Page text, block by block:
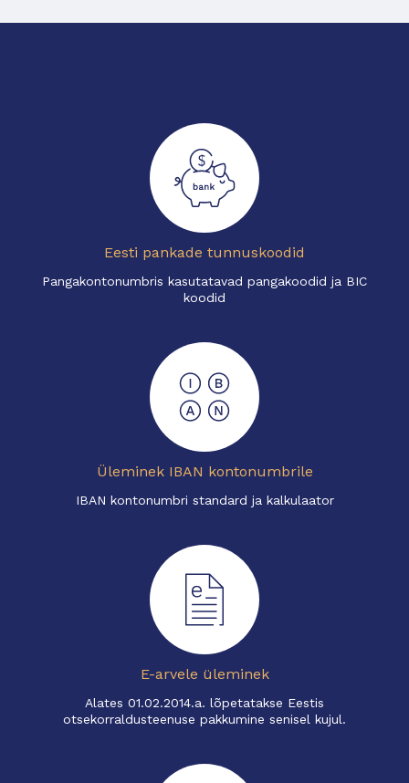
Eesti pankade tunnuskoodid
Pangakontonumbris kasutatavad pangakoodid ja BIC
koodid
Üleminek IBAN kontonumbrile
IBAN kontonumbri standard ja kalkulaator
E-arvele üleminek
Alates 01.02.2014.a. lõpetatakse Eestis
otsekorraldusteenuse pakkumine senisel kujul.